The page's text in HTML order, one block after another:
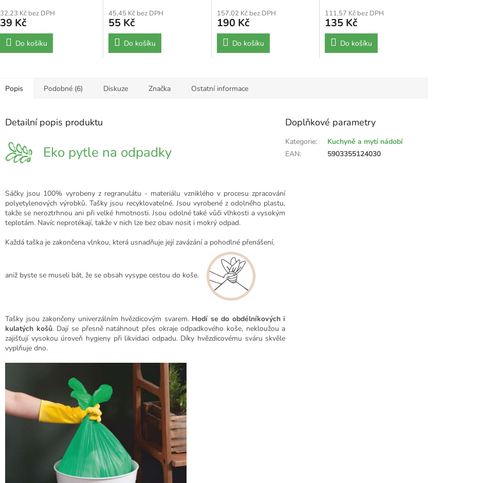
32,23 Kč bez DPH
39 Kč
Do košíku
45,45 Kč bez DPH
55 Kč
Do košíku
157,02 Kč bez DPH
190 Kč
Do košíku
111,57 Kč bez DPH
135 Kč
Do košíku
Popis Podobné (6) Diskuze Značka Ostatní informace
Detailní popis produktu
Eko pytle na odpadky
Sáčky jsou 100% vyrobeny z regranulátu - materiálu vzniklého v procesu zpracování
polyetylenových výrobků. Tašky jsou recyklovatelné. Jsou vyrobené z odolného plastu,
takže se neroztrhnou ani při velké hmotnosti.Jsou odolné také vůči vlhkosti a vysokým
teplotám. Navíc neprotékají, takže v nich lze bez obav nosit i mokrý odpad.
Každá taška je zakončena vlnkou, která usnadňuje její zavázání a pohodlné přenášení,
aniž byste se museli bát, že se obsah vysype cestou do koše.
Tašky jsou zakončeny univerzálním hvězdicovým svarem. Hodí se do obdélníkových i
kulatých košů. Dají se přesně natáhnout přes okraje odpadkového koše, nekloužou a
zajišťují vysokou úroveň hygieny při likvidaci odpadu. Díky hvězdicovému sváru skvěle
vyplňuje dno.
Doplňkové parametry
Kategorie:
Kuchyně a mytí nádobí
EAN: 5903355124030